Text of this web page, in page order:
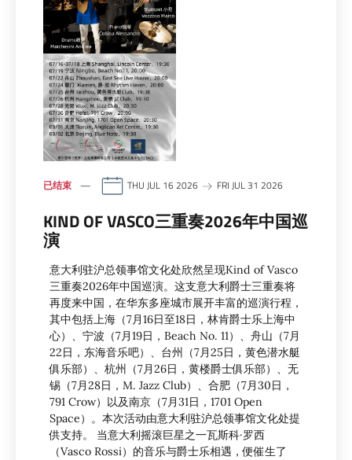
已结束 THU JUL 16 2026 FRI JUL 31 2026
KIND OF VASCO三重奏2026年中国巡
演
意大利驻沪总领事馆文化处欣然呈现Kind of Vasco
三重奏2026年中国巡演。这支意大利爵士三重奏将
再度来中国，在华东多座城市展开丰富的巡演行程，
其中包括上海（7月16日至18日，林肯爵士乐上海中
心）、宁波（7月19日，Beach No. 11）、舟山（7月
22日，东海音乐吧）、台州（7月25日，黄色潜水艇
俱乐部）、杭州（7月26日，黄楼爵士俱乐部）、无
锡（7月28日，M. Jazz Club）、合肥（7月30日，
791 Crow）以及南京（7月31日，1701 Open
Space）。本次活动由意大利驻沪总领事馆文化处提
供支持。 当意大利摇滚巨星之一瓦斯科·罗西
（Vasco Rossi）的音乐与爵士乐相遇，便催生了